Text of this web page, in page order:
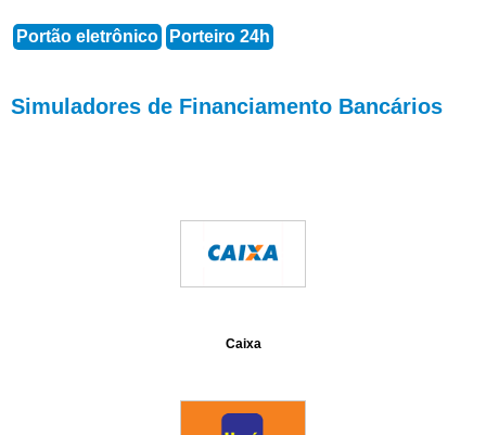
Portão eletrônico Porteiro 24h
Simuladores de Financiamento Bancários
Caixa